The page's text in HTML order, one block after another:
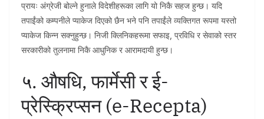
प्रायः अंग्रेजी बोल्ने हुनाले विदेशीहरूका लागि यो निकै सहज हुन्छ। यदि
तपाईंको कम्पनीले प्याकेज दिएको छैन भने पनि तपाईंले व्यक्तिगत रूपमा यस्तो
प्याकेज किन्न सक्नुहुन्छ। निजी क्लिनिकहरूमा सफाइ, प्रविधि र सेवाको स्तर
सरकारीको तुलनामा निकै आधुनिक र आरामदायी हुन्छ।
५. औषधि, फार्मेसी र ई-
प्रेस्क्रिप्सन (e-Recepta)